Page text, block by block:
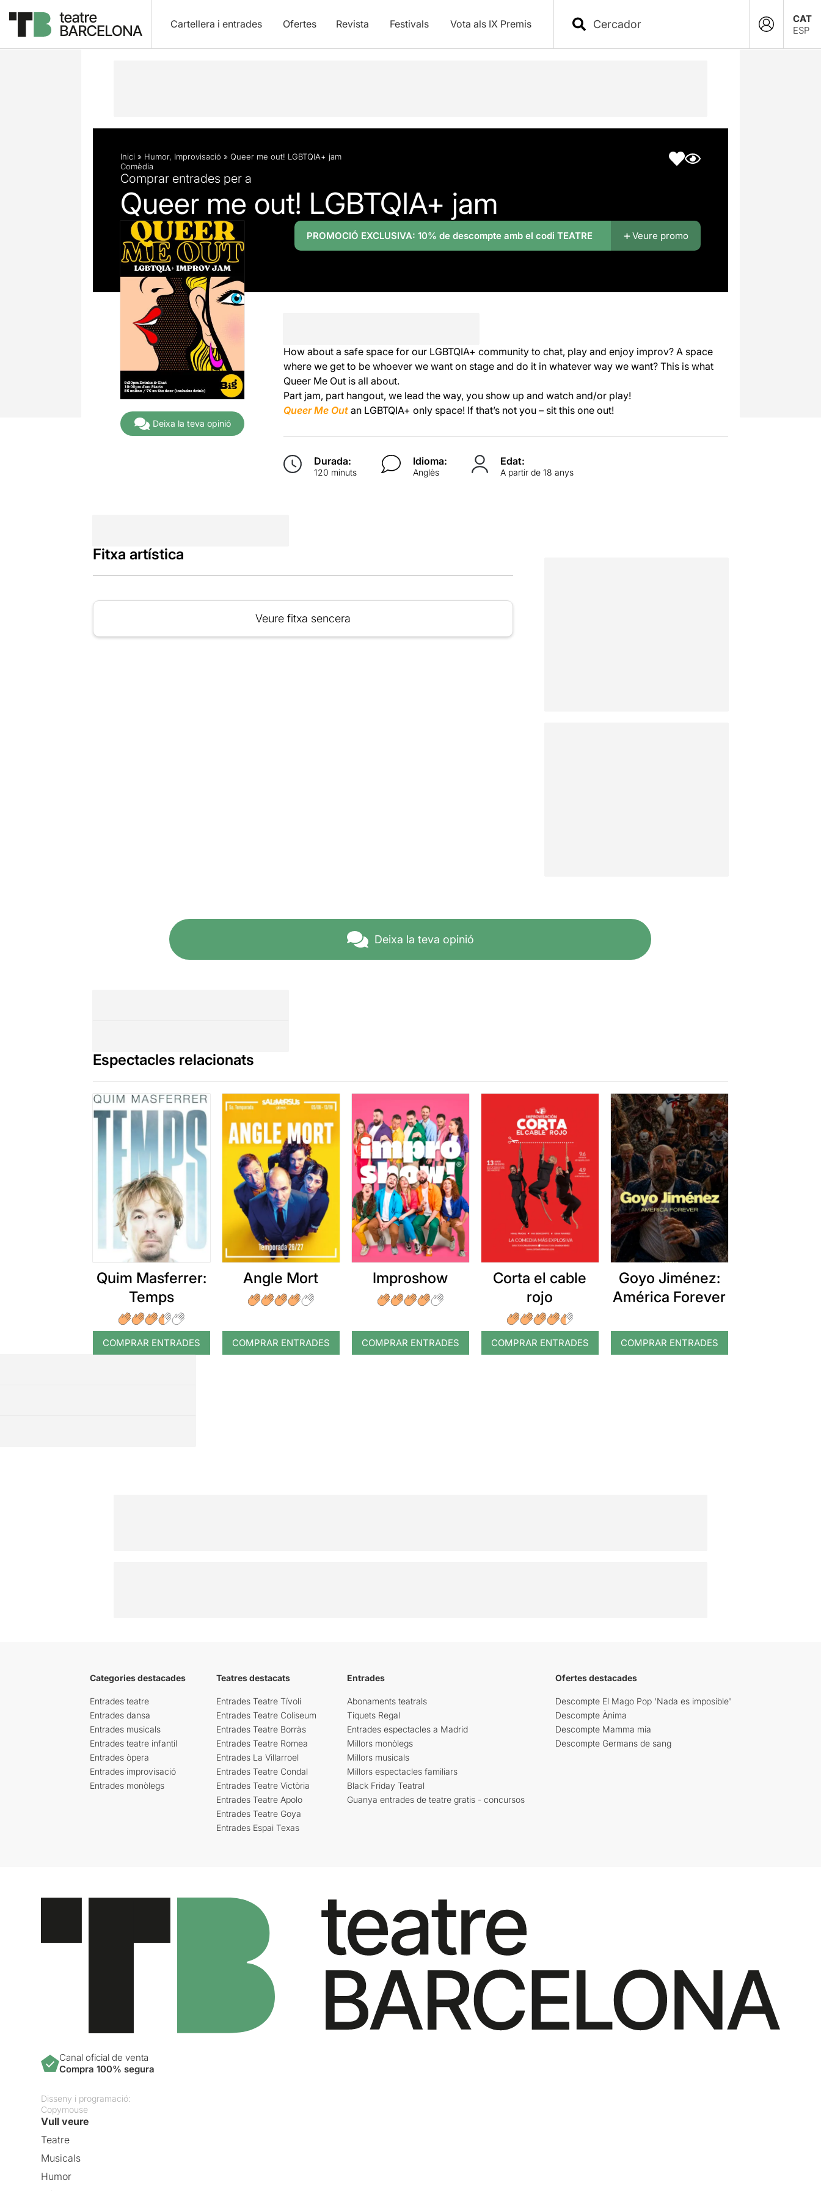
Cartellera i entrades Ofertes Revista Festivals Vota als IX Premis
CAT
ESP
Descripció Fitxa artística
Inici » Humor, Improvisació » Queer me out! LGBTQIA+ jam
Comèdia
Comprar entrades per a
Queer me out! LGBTQIA+ jam
Deixa la teva opinió
PROMOCIÓ EXCLUSIVA: 10% de descompte amb el codi TEATRE Veure promo
How about a safe space for our LGBTQIA+ community to chat, play and enjoy improv? A space
where we get to be whoever we want on stage and do it in whatever way we want? This is what
Queer Me Out is all about.
Part jam, part hangout, we lead the way, you show up and watch and/or play!
Queer Me Outan LGBTQIA+ only space! If that’s not you – sit this one out!
Durada:
120 minuts
Idioma:
Anglès
Edat:
A partir de 18 anys
Fitxa artística
Veure fitxa sencera
Deixa la teva opinió
Espectacles relacionats
Quim Masferrer:
Temps
COMPRAR ENTRADES
Angle Mort
COMPRAR ENTRADES
Improshow
COMPRAR ENTRADES
Corta el cable
rojo
COMPRAR ENTRADES
Goyo Jiménez:
América Forever
COMPRAR ENTRADES
Categories destacades
Entrades teatre
Entrades dansa
Entrades musicals
Entrades teatre infantil
Entrades òpera
Entrades improvisació
Entrades monòlegs
Teatres destacats
Entrades Teatre Tívoli
Entrades Teatre Coliseum
Entrades Teatre Borràs
Entrades Teatre Romea
Entrades La Villarroel
Entrades Teatre Condal
Entrades Teatre Victòria
Entrades Teatre Apolo
Entrades Teatre Goya
Entrades Espai Texas
Entrades
Abonaments teatrals
Tiquets Regal
Entrades espectacles a Madrid
Millors monòlegs
Millors musicals
Millors espectacles familiars
Black Friday Teatral
Guanya entrades de teatre gratis - concursos
Ofertes destacades
Descompte El Mago Pop 'Nada es imposible'
Descompte Ànima
Descompte Mamma mia
Descompte Germans de sang
Canal oficial de venta
Compra 100% segura
Disseny i programació:
Copymouse
Vull veure
Teatre
Musicals
Humor